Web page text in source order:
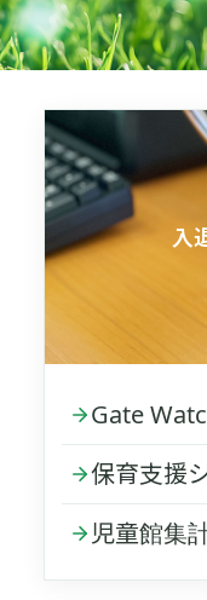
入
Gate
保育支援
児童館集